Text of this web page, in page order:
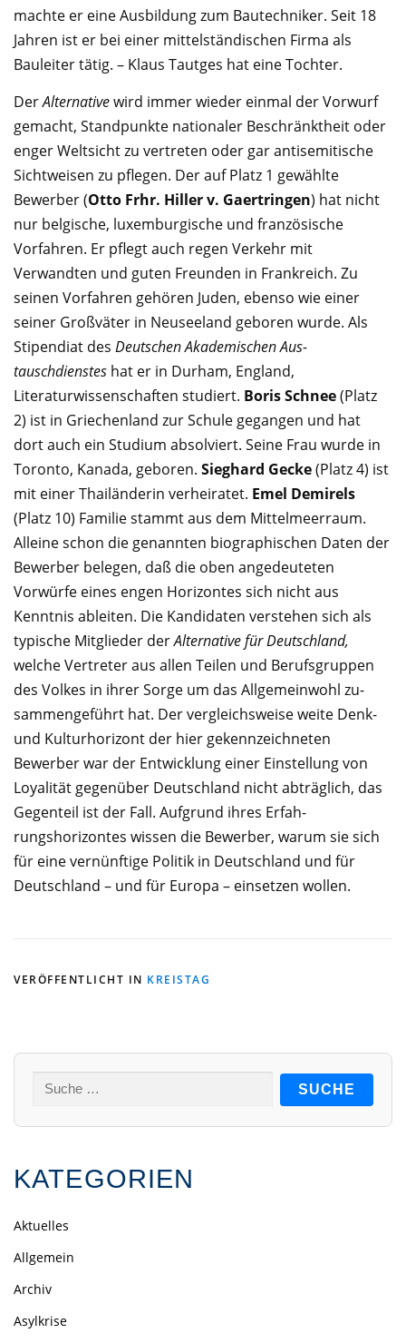
machte er eine Ausbildung zum Bautech­niker. Seit 18
Jahren ist er bei einer mittelständischen Firma als
Bauleiter tätig. – Klaus Tautges hat eine Tochter.
DerAlternativewird immer wieder einmal der Vorwurf
gemacht, Standpunkte nationaler Be­schränktheit oder
enger Weltsicht zu vertreten oder gar antisemitische
Sichtweisen zu pflegen. Der auf Platz 1 gewählte
Bewerber (Otto Frhr. Hiller v. Gaertringen) hat nicht
nur belgi­sche, luxemburgische und französische
Vorfahren. Er pflegt auch regen Verkehr mit
Verwandten und guten Freunden in Frankreich. Zu
seinen Vorfahren gehören Juden, ebenso wie einer
seiner Großväter in Neuseeland geboren wurde. Als
Stipendiat des Deutschen Akademischen Aus­
tauschdienstes hat er in Durham, England,
Literaturwissenschaften studiert. Boris Schnee(Platz
2) ist in Griechenland zur Schule gegangen und hat
dort auch ein Studium absolviert. Seine Frau wurde in
Toronto, Kanada, geboren. Sieghard Gecke(Platz 4) ist
mit einer Thailänderin verheiratet. Emel Demirels
(Platz 10) Familie stammt aus dem Mittelmeerraum.
Alleine schon die genannten bio­gra­phischen Daten der
Bewerber belegen, daß die oben angedeuteten
Vorwürfe eines engen Horizontes sich nicht aus
Kenntnis ableiten. Die Kandidaten verstehen sich als
typische Mitglieder derAlternative für Deutschland,
welche Vertreter aus allen Teilen und Berufsgruppen
des Volkes in ihrer Sorge um das Allgemeinwohl zu­
sammengeführt hat. Der ver­gleichsweise weite Denk-
und Kulturhorizont der hier gekennzeichneten
Bewerber war der Entwicklung einer Einstellung von
Loyalität gegenüber Deutschland nicht abträg­lich, das
Gegenteil ist der Fall. Aufgrund ihres Erfah­
rungshorizontes wissen die Bewerber, warum sie sich
für eine vernünftige Politik in Deutschland und für
Deutschland – und für Europa – einsetzen wollen.
VERÖFFENTLICHT IN KREISTAG
Suche
KATEGORIEN
Aktuelles
Allgemein
Archiv
Asylkrise